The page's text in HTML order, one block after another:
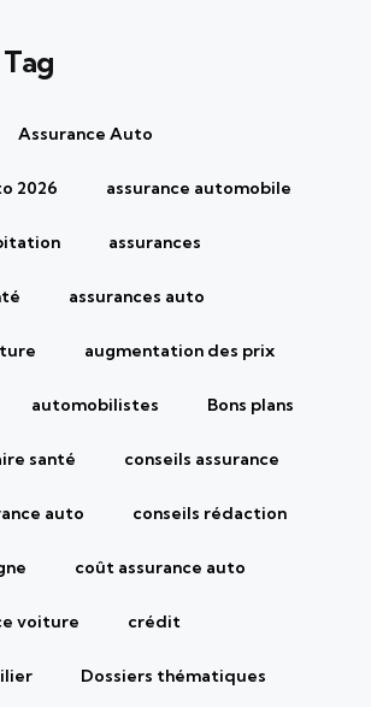
Assurance Auto
2026 assurance automobile
assurances
assurances auto
augmentation des prix
automobilistes Bons plans
santé conseils assurance
auto conseils rédaction
coût assurance auto
voiture crédit
Dossiers thématiques